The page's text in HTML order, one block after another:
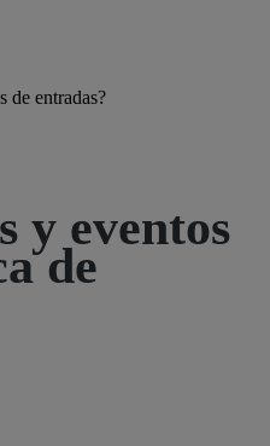
de entradas?
y eventos
de